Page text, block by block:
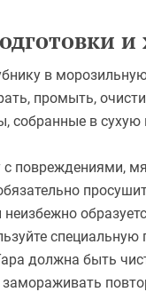
и
в
промыть,
собранные в
с повреждениями,
специальную
должна быть